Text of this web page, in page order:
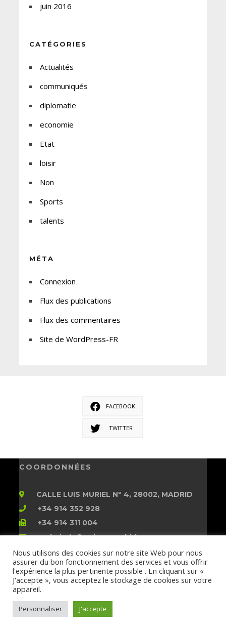
juin 2016
CATÉGORIES
Actualités
communiqués
diplomatie
economie
Etat
loisir
Non
Sports
talents
MÉTA
Connexion
Flux des publications
Flux des commentaires
Site de WordPress-FR
FACEBOOK
TWITTER
COORDONNÉES
CALLE LUIS MURIEL Nº 4, 28002, MADRID
+34 914 352 928
+34 914 311 004
embajada@guineamadrid.es
HEURES D’OUVERTUREDU LUNDI AU
VENDREDI : 9H00 À 16H00
LOCALISATION
Nous utilisons des cookies sur notre site Web pour nous
assurer du bon fonctionnement des services et vous offrir
l'expérience la plus pertinente possible . En cliquant sur «
J'accepte », vous acceptez le stockage de cookies sur votre
appareil.
Personnaliser J'accepte